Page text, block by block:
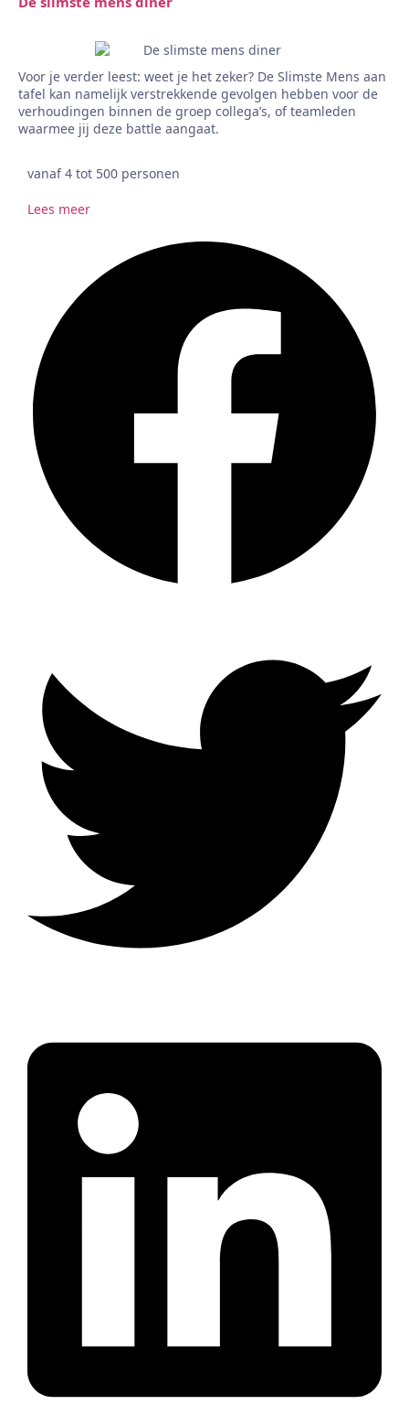
Voor je verder leest: weet je het zeker? De Slimste Mens aan
tafel kan namelijk verstrekkende gevolgen hebben voor de
verhoudingen binnen de groep collega’s, of teamleden
waarmee jij deze battle aangaat.
vanaf 4 tot 500 personen
Lees meer